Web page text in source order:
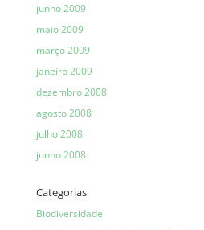
junho 2009
maio 2009
março 2009
janeiro 2009
dezembro 2008
agosto 2008
julho 2008
junho 2008
Categorias
Biodiversidade